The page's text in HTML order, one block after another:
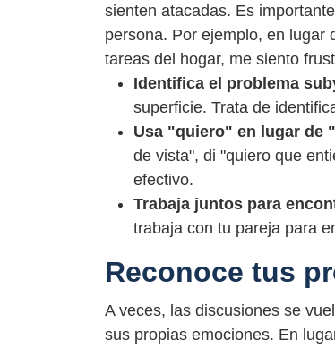
sienten atacadas. Es
persona. Por ejemplo, en lugar
tareas del hogar, me siento
Identifica el problema
superficie. Trata de
Usa "quiero" en lugar de
de vista", di "quiero que
efectivo.
Trabaja juntos para
trabaja con tu pareja para
Reconoce tus
A veces, las discusiones se
sus propias emociones. En